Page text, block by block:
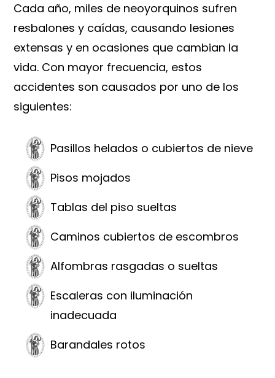
Cada año, miles de neoyorquinos sufren
resbalones y caídas, causando lesiones
extensas y en ocasiones que cambian la
vida. Con mayor frecuencia, estos
accidentes son causados por uno de los
siguientes:
Pasillos helados o cubiertos de nieve
Pisos mojados
Tablas del piso sueltas
Caminos cubiertos de escombros
Alfombras rasgadas o sueltas
Escaleras con iluminación
inadecuada
Barandales rotos